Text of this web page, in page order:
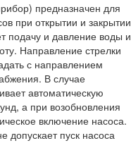
предназначен для
при открытии и закрытии
подачу и давление воды и
Направление стрелки
с направлением
В случае
автоматическую
а при возобновления
включение насоса.
пуск насоса